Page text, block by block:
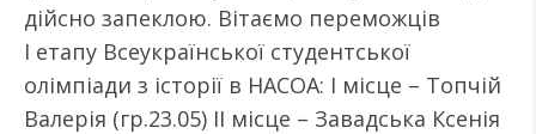
дійсно запеклою. Вітаємо переможців
І етапу Всеукраїнської студентської
олімпіади з історії в НАСОА: І місце – Топчій
Валерія (гр.23.05) ІІ місце – Завадська Ксенія